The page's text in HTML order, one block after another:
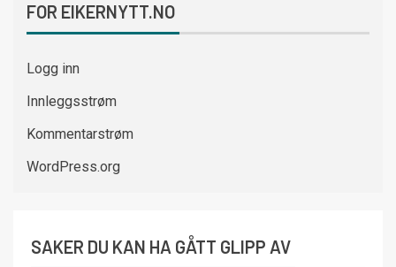
FOR EIKERNYTT.NO
Logg inn
Innleggsstrøm
Kommentarstrøm
WordPress.org
SAKER DU KAN HA GÅTT GLIPP AV